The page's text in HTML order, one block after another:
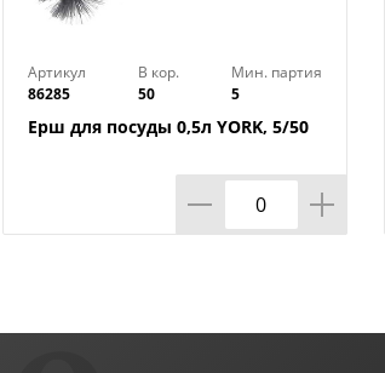
Артикул
86285
В кор.
50
Мин. партия
5
Ерш для посуды 0,5л YORK, 5/50